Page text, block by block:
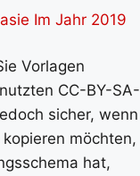
Im Jahr 2019
Vorlagen
CC-BY-SA-
sicher, wenn
möchten,
hat,